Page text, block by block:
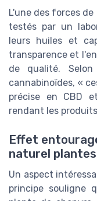
L'une des forces
testés par un
leurs huiles et
transparence et
de qualité.
cannabinoïdes, «
précise en CBD
rendant les
Effet
naturel plantes
Un aspect
principe souligne